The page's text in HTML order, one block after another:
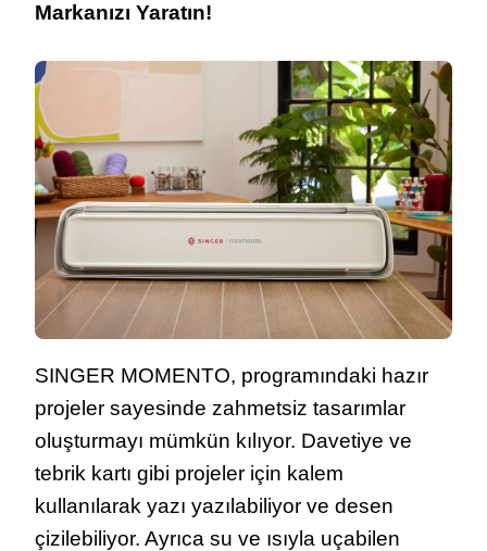
Markanızı Yaratın!
SINGER MOMENTO, programındaki hazır
projeler sayesinde zahmetsiz tasarımlar
oluşturmayı mümkün kılıyor. Davetiye ve
tebrik kartı gibi projeler için kalem
kullanılarak yazı yazılabiliyor ve desen
çizilebiliyor. Ayrıca su ve ısıyla uçabilen